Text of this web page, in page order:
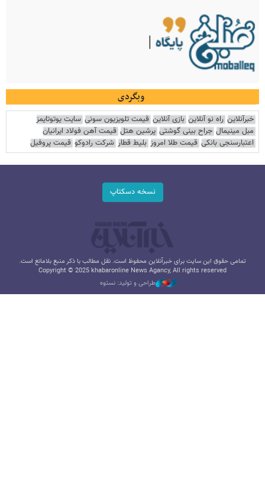
وبگردی
خبرآنلاین راه نو آنلاین بازی آنلاین قیمت تلویزیون سونی سایت یوتوتایمز
مبل مینیمال جراح بینی گوشتی پرشین هتل قیمت آهن فولاد ایرانیان
اعتبارسنجی بانکی قیمت طلا امروز بلیط قطار شرکت رادوکو قیمت پروفیل
نسخه دسکتاپ
تمامی حقوق این سایت برای خبرآنلاین محفوظ است. نقل مطالب با ذکر منبع بلامانع است.
Copyright © 2025 khabaronline News Agancy, All rights reserved
طراحی و تولید: نستوه